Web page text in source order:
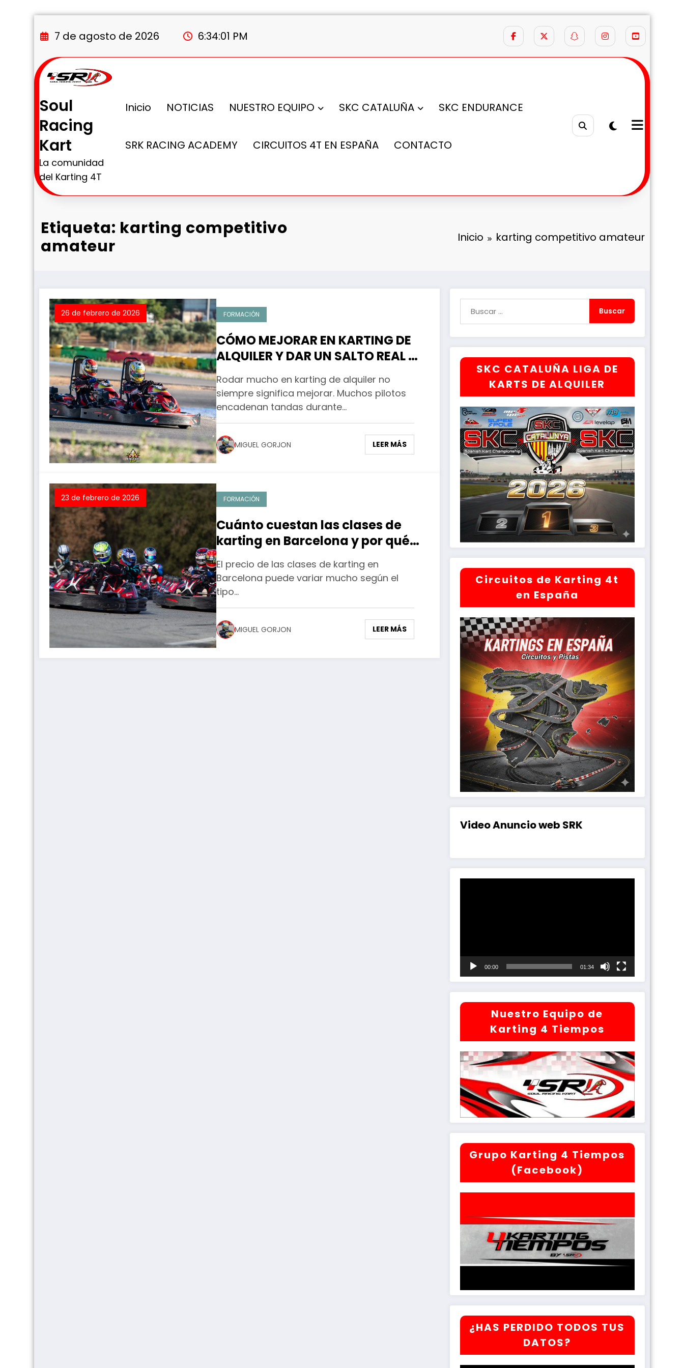
al
7 de agosto de 2026 6:34:02 PM
Soul
Racing
Kart
La comunidad
del Karting 4T
Inicio NOTICIAS NUESTRO EQUIPO SKC CATALUÑA SKC ENDURANCE
SRK RACING ACADEMY CIRCUITOS 4T EN ESPAÑA CONTACTO
Etiqueta: karting competitivo
amateur
Inicio karting competitivo amateur
26 de febrero de 2026 FORMACIÓN
CÓMO MEJORAR EN KARTING DE
ALQUILER Y DAR UN SALTO REAL DE
RENDIMIENTO EN PISTA
Rodar mucho en karting de alquiler no
siempre significa mejorar. Muchos pilotos
encadenan tandas durante…
MIGUEL GORJON LEER MÁS
23 de febrero de 2026 FORMACIÓN
Cuánto cuestan las clases de
karting en Barcelona y por qué
cada vez más pilotos optan por
el karting de alquiler
El precio de las clases de karting en
Barcelona puede variar mucho según el
tipo…
MIGUEL GORJON LEER MÁS
SKC CATALUÑA LIGA DE
KARTS DE ALQUILER
Circuitos de Karting 4t
en España
Video Anuncio web SRK
00:00 01:34
Nuestro Equipo de
Karting 4 Tiempos
Grupo Karting 4 Tiempos
(Facebook)
¿HAS PERDIDO TODOS TUS
DATOS?